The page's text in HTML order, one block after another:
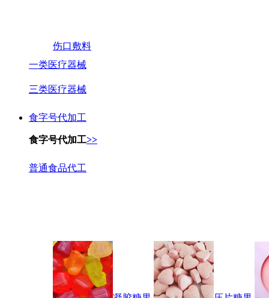
伤口敷料
一类医疗器械
三类医疗器械
食字号代加工
食字号代加工>>
普通食品代工